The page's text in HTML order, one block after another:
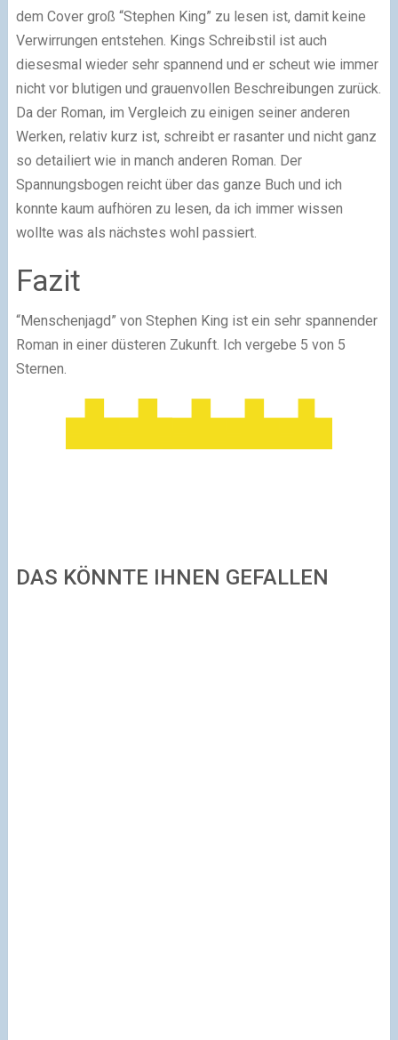
dem Cover groß “Stephen King” zu lesen ist, damit keine
Verwirrungen entstehen. Kings Schreibstil ist auch
diesesmal wieder sehr spannend und er scheut wie immer
nicht vor blutigen und grauenvollen Beschreibungen zurück.
Da der Roman, im Vergleich zu einigen seiner anderen
Werken, relativ kurz ist, schreibt er rasanter und nicht ganz
so detailiert wie in manch anderen Roman. Der
Spannungsbogen reicht über das ganze Buch und ich
konnte kaum aufhören zu lesen, da ich immer wissen
wollte was als nächstes wohl passiert.
Fazit
“Menschenjagd” von Stephen King ist ein sehr spannender
Roman in einer düsteren Zukunft. Ich vergebe 5 von 5
Sternen.
DAS KÖNNTE IHNEN GEFALLEN